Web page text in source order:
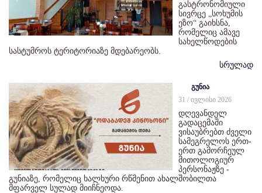
გასტრონომიული
სივრცე „სოხუმის
ეზო“ გაიხსნა,
რომელიც ამავე
სახელწოდების
სასტუმროს ტერიტორიაზე მდებარეობს.
სრულად
გუნია
31 / ივლისი 2026
დღევანდელ
გადაცემაში
ვისაუბრებთ ძველი
სამეგრელოს ერთ-
ერთ გამორჩეულ
მითოლოგიურ
პერსონაჟზე -
გუნიაზე, რომელიც ხალხური რწმენით ახალშობილთა
მფარველ სულად მიიჩნეოდა.